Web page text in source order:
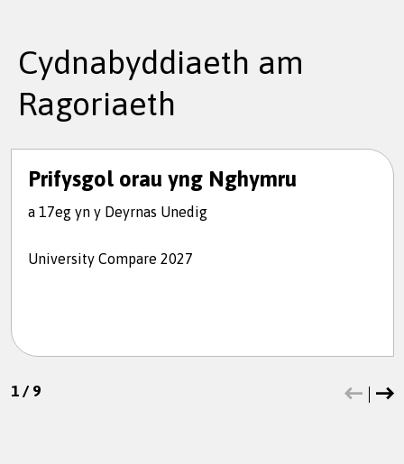
Cydnabyddiaeth am
Ragoriaeth
Prifysgol orau yng Nghymru
a 17eg yn y Deyrnas Unedig
University Compare 2027
1/ 9